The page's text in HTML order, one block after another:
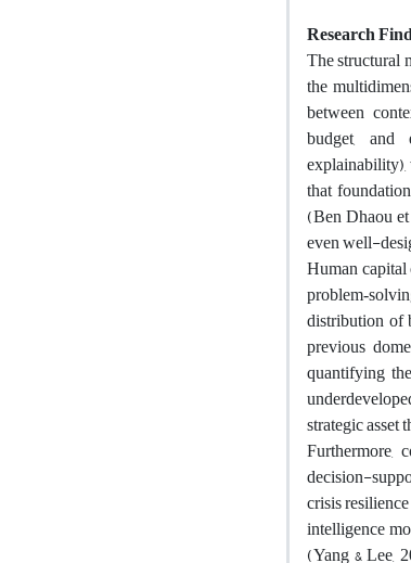
Research
The structural
the
between
budget, and
that
(Ben Dhaou
even well-
Human
distribution of
previous
quantifying
strategic asset
Furthermore,
decision-
crisis
intelligence
(Yang & Lee,